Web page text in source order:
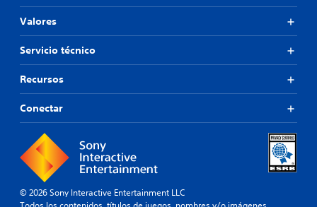
Valores
Servicio técnico
Recursos
Conectar
© 2026 Sony Interactive Entertainment LLC